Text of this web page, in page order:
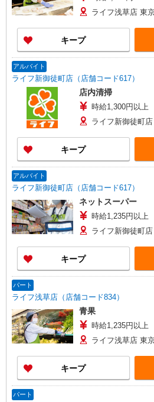
ライフ浅草店 東
キープ
アルバイト
ライフ新御徒町店（店舗コード617）
店内清掃
時給1,300円以上
ライフ新御徒町
キープ
アルバイト
ライフ新御徒町店（店舗コード617）
ネットスーパー
時給1,235円以上
ライフ新御徒町
キープ
パート
ライフ浅草店（店舗コード834）
青果
時給1,235円以上
ライフ浅草店 東
キープ
パート